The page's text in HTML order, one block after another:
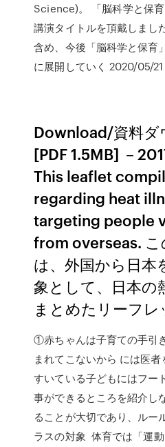
Science)。 「脳科学と保
講演タイトルを頂戴しまし
含め、今後「脳科学と保育
に展開していく 2020/05/21
Download/資料ダ
[PDF 1.5MB] －
This leaflet
regarding heat
targeting people
from overseas. こ
は、外国から日本
象として、日本の
まとめたリーフレ
①赤ちゃんは子育ての手引
まれてこないから には医
すいている子どもにはフー
事ができるところを紹介し
ることが大切であり、ルー
ラスの対象 体育では「運